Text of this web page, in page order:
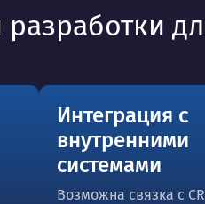
Интеграция с
внутренними
системами
Возможна связка с